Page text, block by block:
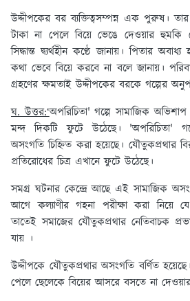
উদ্দীপকের বর ব্যক্তিত্বসম্পন্ন এক পুরুষ।
টাকা না পেলে বিয়ে ভেঙে দেওয়ার
সিদ্ধান্ত দ্ব্যর্থহীন কণ্ঠে জানায়। পিতার
কথা ভেবে বিয়ে করবে না বলে জানায়।
গ্রহণের ক্ষমতাই উদ্দীপকের বরকে গল্পের
ঘ. উত্তর:‘অপরিচিতা' গল্পে সামাজিক অভিশাপ
মন্দ দিকটি ফুটে উঠেছে। 'অপরিচিতা'
অসংগতি চিহ্নিত করা হয়েছে। যৌতুকপ্রথার
প্রতিরোধের চিত্র এখানে ফুটে উঠেছে।
সমগ্র ঘটনার কেন্দ্রে আছে এই সামাজিক
আগে কল্যাণীর গহনা পরীক্ষা করা নিয়ে
তাতেই সমাজের যৌতুকপ্রথার নেতিবাচক
যায় ।
উদ্দীপকে যৌতুকপ্রথার অসংগতি বর্ণিত
পেলে ছেলেকে বিয়ের আসরে বসতে না